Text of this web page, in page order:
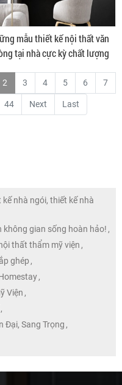
mẫu thiết kế nội thất văn
tại nhà cực kỳ chất lượng
2 3 4 5 6 7
44 Next Last
nhà ngói, thiết kế nhà
không gian sống hoàn hảo! ,
thất thẩm mỹ viện ,
ghép ,
,
Viện ,
,
Đại, Sang Trọng ,